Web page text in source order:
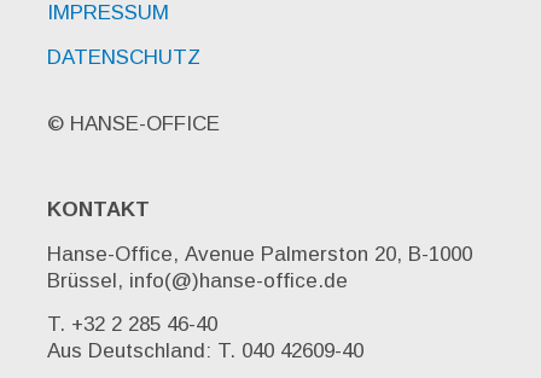
IMPRESSUM
DATENSCHUTZ
© HANSE-OFFICE
KONTAKT
Hanse-Office, Avenue Palmerston 20, B-1000
Brüssel, info(@)hanse-office.de
T. +32 2 285 46-40
Aus Deutschland: T. 040 42609-40